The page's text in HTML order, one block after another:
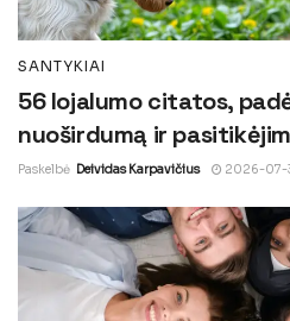
SANTYKIAI
56 lojalumo citatos,
nuoširdumą ir
Paskelbė Deividas Karpavičius 2026-07-